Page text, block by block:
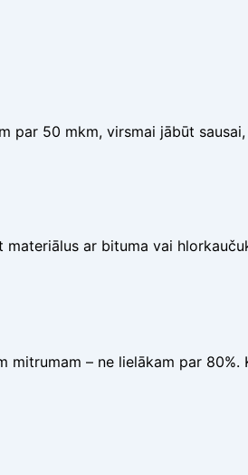
par 50 mkm, virsmai jābūt
ar bituma vai
mitrumam – ne lielākam par 80%.